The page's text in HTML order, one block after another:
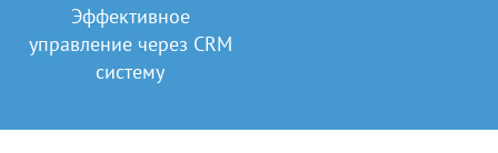
Эффективное
управление через CRM
систему